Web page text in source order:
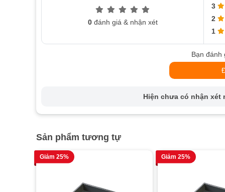
0đánh giá & nhận xét
3
2
1
Bạn đánh
Hiện chưa có nhận xét
Sản phẩm tương tự
Giảm 25% Giảm 25%